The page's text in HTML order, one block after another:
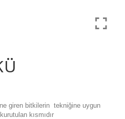
giren bitkilerin tekniğine uygun
kısmıdır